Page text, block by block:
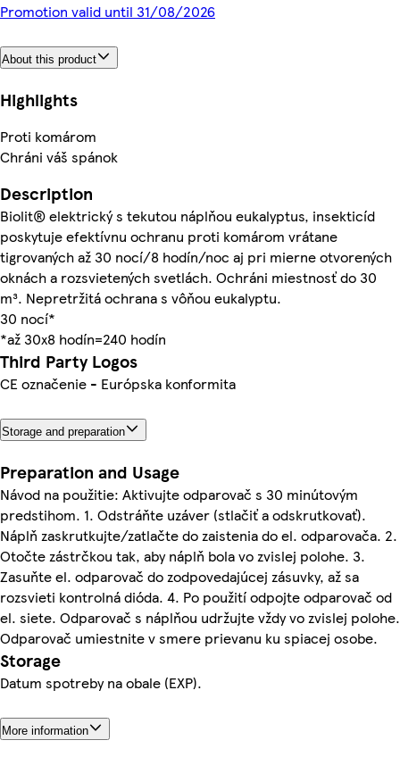
Promotion valid until 31/08/2026
About this product
Highlights
Proti komárom
Chráni váš spánok
Description
Biolit® elektrický s tekutou náplňou eukalyptus, insekticíd
poskytuje efektívnu ochranu proti komárom vrátane
tigrovaných až 30 nocí/8 hodín/noc aj pri mierne otvorených
oknách a rozsvietených svetlách. Ochráni miestnosť do 30
m³. Nepretržitá ochrana s vôňou eukalyptu.
30 nocí*
*až 30x8 hodín=240 hodín
Third Party Logos
CE označenie - Európska konformita
Storage and preparation
Preparation and Usage
Návod na použitie: Aktivujte odparovač s 30 minútovým
predstihom. 1. Odstráňte uzáver (stlačiť a odskrutkovať).
Náplň zaskrutkujte/zatlačte do zaistenia do el. odparovača. 2.
Otočte zástrčkou tak, aby náplň bola vo zvislej polohe. 3.
Zasuňte el. odparovač do zodpovedajúcej zásuvky, až sa
rozsvieti kontrolná dióda. 4. Po použití odpojte odparovač od
el. siete. Odparovač s náplňou udržujte vždy vo zvislej polohe.
Odparovač umiestnite v smere prievanu ku spiacej osobe.
Storage
Datum spotreby na obale (EXP).
More information